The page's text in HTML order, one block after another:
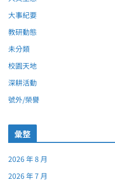
大事紀要
教研動態
未分類
校園天地
深耕活動
號外/榮譽
彙整
2026 年 8 月
2026 年 7 月